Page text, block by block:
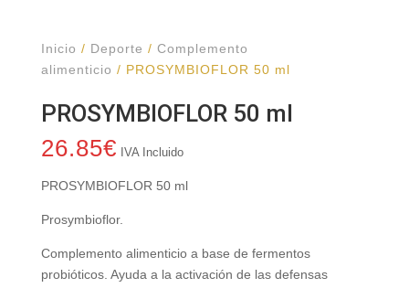
Inicio / Deporte / Complemento
alimenticio / PROSYMBIOFLOR 50 ml
PROSYMBIOFLOR 50 ml
26.85€ IVA Incluido
PROSYMBIOFLOR 50 ml
Prosymbioflor.
Complemento alimenticio a base de fermentos
probióticos. Ayuda a la activación de las defensas